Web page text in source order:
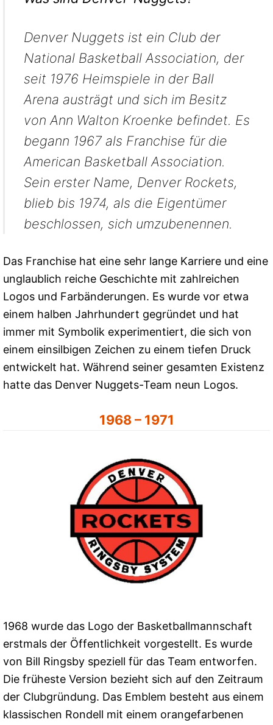
Denver Nuggets ist ein Club der
National Basketball Association, der
seit 1976 Heimspiele in der Ball
Arena austrägt und sich im Besitz
von Ann Walton Kroenke befindet. Es
begann 1967 als Franchise für die
American Basketball Association.
Sein erster Name, Denver Rockets,
blieb bis 1974, als die Eigentümer
beschlossen, sich umzubenennen.
Das Franchise hat eine sehr lange Karriere und eine
unglaublich reiche Geschichte mit zahlreichen
Logos und Farbänderungen. Es wurde vor etwa
einem halben Jahrhundert gegründet und hat
immer mit Symbolik experimentiert, die sich von
einem einsilbigen Zeichen zu einem tiefen Druck
entwickelt hat. Während seiner gesamten Existenz
hatte das Denver Nuggets-Team neun Logos.
1968 – 1971
1968 wurde das Logo der Basketballmannschaft
erstmals der Öffentlichkeit vorgestellt. Es wurde
von Bill Ringsby speziell für das Team entworfen.
Die früheste Version bezieht sich auf den Zeitraum
der Clubgründung. Das Emblem besteht aus einem
klassischen Rondell mit einem orangefarbenen